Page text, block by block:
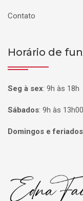
Contato
Horário de
Seg à sex: 9h às 18h
Sábados: 9h às 13h00
Domingos e feriados